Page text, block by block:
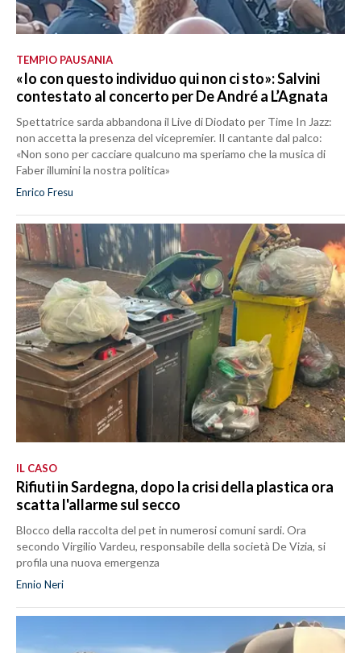
TEMPIO PAUSANIA
«Io con questo individuo qui non ci sto»: Salvini
contestato al concerto per De André a L’Agnata
Spettatrice sarda abbandona il Live di Diodato per Time In Jazz:
non accetta la presenza del vicepremier. Il cantante dal palco:
«Non sono per cacciare qualcuno ma speriamo che la musica di
Faber illumini la nostra politica»
Enrico Fresu
IL CASO
Rifiuti in Sardegna, dopo la crisi della plastica ora
scatta l'allarme sul secco
Blocco della raccolta del pet in numerosi comuni sardi. Ora
secondo Virgilio Vardeu, responsabile della società De Vizia, si
profila una nuova emergenza
Ennio Neri